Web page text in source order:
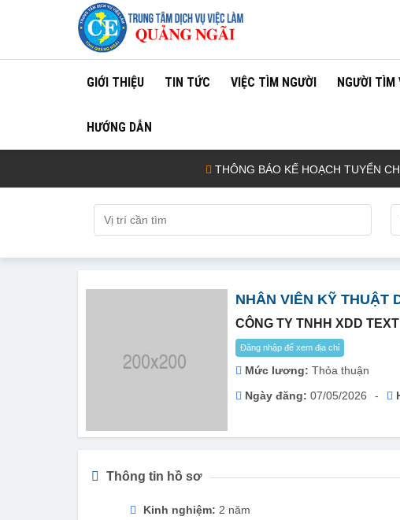
GIỚI THIỆU TIN TỨC VIỆC TÌM NGƯỜI NGƯỜI TÌM
HƯỚNG DẪN
THÔNG BÁO KẾ HOẠCH TUYỂN CHỌN
NHÂN VIÊN KỸ THUẬT
CÔNG TY TNHH XDD
Đăng nhập để xem địa chỉ
Mức lương: Thỏa thuận
Ngày đăng: 07/05/2026 -
Thông tin hồ sơ
Kinh nghiệm: 2 năm